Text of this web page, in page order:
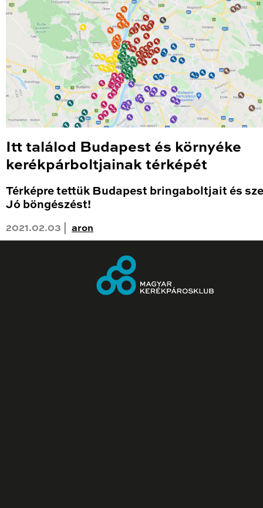
Itt találod Budapest és környéke
kerékpárboltjainak térképét
Térképre tettük Budapest bringaboltjait és
Jó böngészést!
2021.02.03 | aron